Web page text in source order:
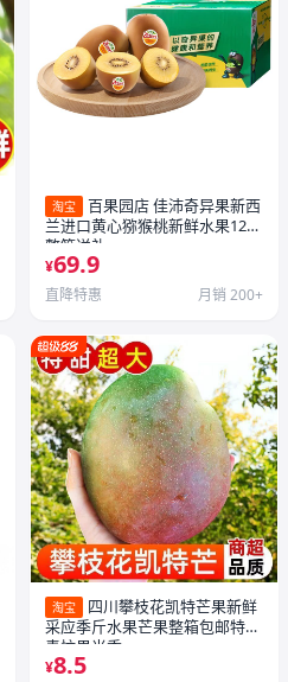
淘宝
百果园店 佳沛奇异果新西
兰进口黄心猕猴桃新鲜水果12粒
整箱送礼
¥69.9
直降特惠 月销 200+
淘宝
四川攀枝花凯特芒果新鲜
采应季斤水果芒果整箱包邮特大
青忙果当季
¥8.5